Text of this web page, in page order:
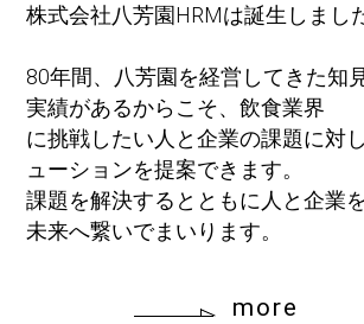
株式会社八芳園HRMは誕生しまし
80年間、八芳園を経営してきた知
実績があるからこそ、飲食業界
に挑戦したい人と企業の課題に対
ューションを提案できます。
課題を解決するとともに人と企業
未来へ繋いでまいります。
more